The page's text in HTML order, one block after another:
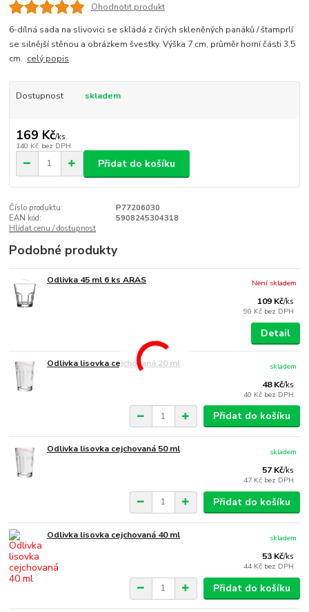
Ohodnotit produkt
6-dílná sada na slivovici se skládá z čirých skleněných panáků / štamprlí
se silnější stěnou a obrázkem švestky. Výška 7 cm, průměr horní části 3,5
cm. celý popis
Dostupnost skladem
169 Kč/ks
140 Kč bez DPH
Přidat do košíku
Číslo produktu:
P77206030
EAN kód:
5908245304318
Hlídat cenu / dostupnost
Podobné produkty
Odlivka 45 ml 6 ks ARAS
109 Kč/ks
90 Kč bez DPH
Není skladem
Detail
Odlivka lisovka cejchovaná 20 ml
48 Kč/ks
40 Kč bez DPH
skladem
Přidat do košíku
Odlivka lisovka cejchovaná 50 ml
57 Kč/ks
47 Kč bez DPH
skladem
Přidat do košíku
Odlivka lisovka cejchovaná 40 ml
53 Kč/ks
44 Kč bez DPH
skladem
Přidat do košíku